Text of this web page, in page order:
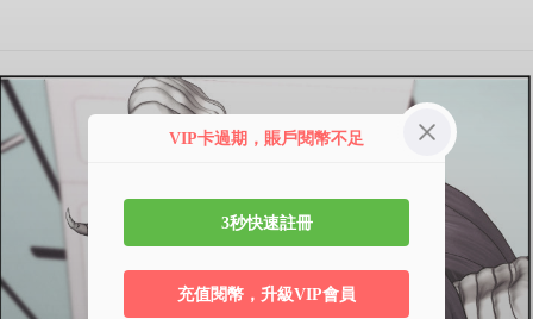
VIP卡過期，賬戶閱幣不足
3秒快速註冊
充值閱幣，升級VIP會員